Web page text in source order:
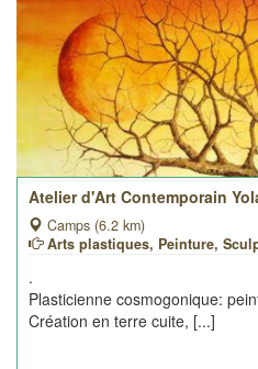
Atelier d'Art Contemporain
Camps (6.2 km)
Arts plastiques, Peinture,
.
Plasticienne cosmogonique:
Création en terre cuite, [...]